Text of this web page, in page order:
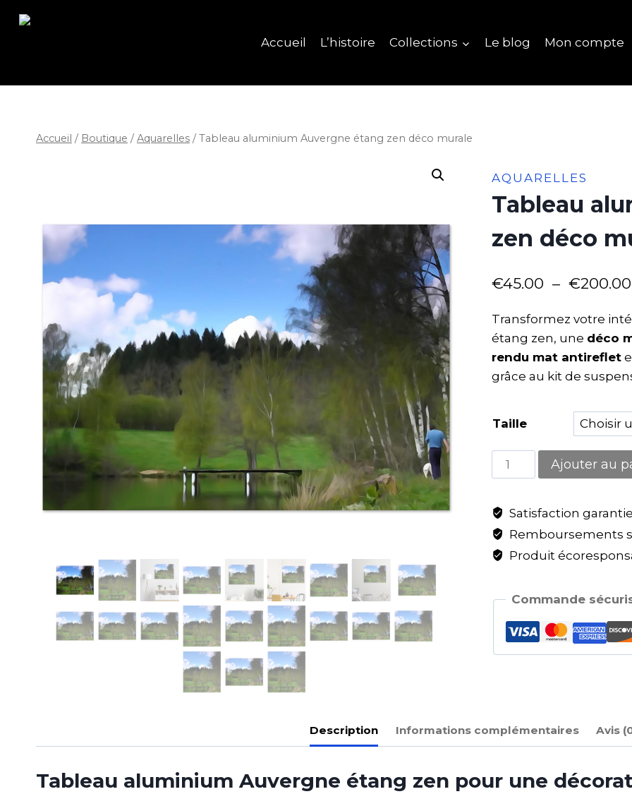
Accueil L’histoire Collections Le blog Mon compte
Accueil / Boutique / Aquarelles / Tableau aluminium Auvergne étang zen déco murale
AQUARELLES
Tableau
zen déco
€45.00 – €200.00
Transformez votre
étang zen, une déco
rendu mat antireflet
grâce au kit de
Taille
Ajouter au
Satisfaction garantie
Remboursements
Produit
Commande
Description Informations complémentaires Avis
Tableau aluminium Auvergne étang zen pour une